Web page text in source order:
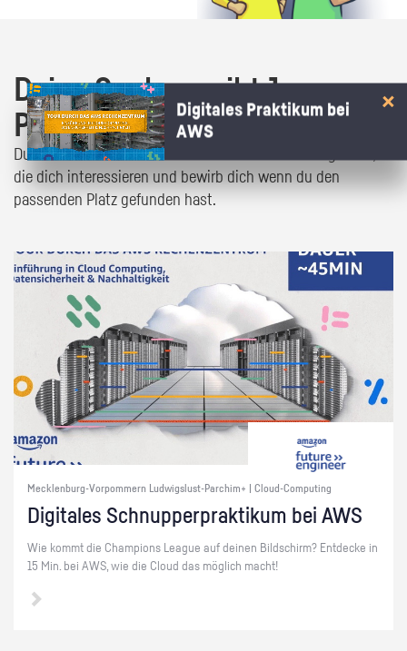
Deine Suche ergibt 1
Praktikumsangebot!
Du bist fast da! Klick dich durch die Praktikumsangebote,
die dich interessieren und bewirb dich wenn du den
passenden Platz gefunden hast.
Mecklenburg-Vorpommern Ludwigslust-Parchim+ | Cloud-Computing
Di­gi­ta­les Schnup­per­prak­ti­kum bei AWS
Wie kommt die Cham­pi­ons Le­ague auf dei­nen Bild­schirm? Ent­de­cke in
15 Min. bei AWS, wie die Cloud das mög­lich macht!
Digitales Praktikum bei
AWS